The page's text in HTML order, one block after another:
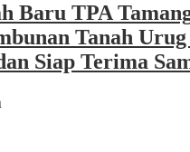
Baru TPA
Tanah
Siap Terima